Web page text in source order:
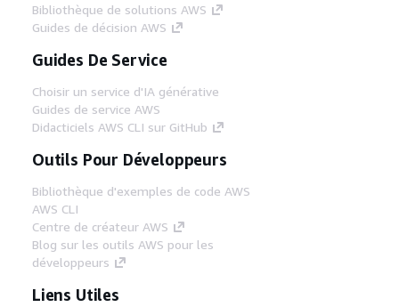
Bibliothèque de solutions AWS
Guides de décision AWS
Guides De Service
Choisir un service d'IA générative
Guides de service AWS
Didacticiels AWS CLI sur GitHub
Outils Pour Développeurs
Bibliothèque d'exemples de code AWS
AWS CLI
Centre de créateur AWS
Blog sur les outils AWS pour les
développeurs
Liens Utiles